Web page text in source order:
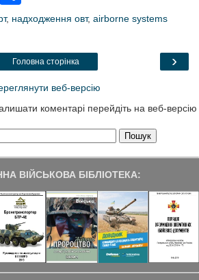
r
, надходження овт, airborne systems
›
Головна сторінка
веб-версію
коментарі перейдіть на веб-версію
ВІЙСЬКОВА БІБЛІОТЕКА: